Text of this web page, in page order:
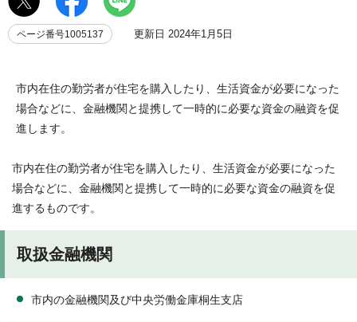
ページ番号1005137 更新日 2024年1月5日
市内在住の勤労者が住宅を購入したり、生活資金が必要になった
場合などに、金融機関と提携して一時的に必要な資金の融資を促
進します。
市内在住の勤労者が住宅を購入したり、生活資金が必要になった
場合などに、金融機関と提携して一時的に必要な資金の融資を促
進するものです。
取扱金融機関
市内の金融機関及び中央労働金庫桐生支店